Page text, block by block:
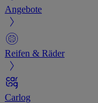
Angebote
Reifen & Räder
Carlog